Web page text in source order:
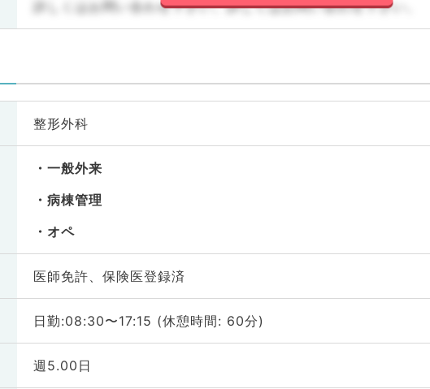
詳しくはお問い合わせ下さい。詳しくはお問い合わせ下さい。
整形外科
一般外来
病棟管理
オペ
医師免許、保険医登録済
日勤:08:30〜17:15 (休憩時間: 60分)
週5.00日